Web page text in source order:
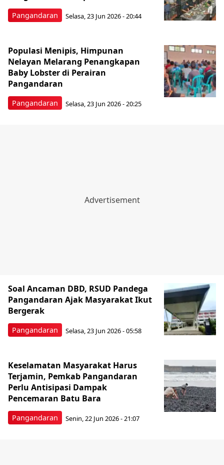
Pangandaran Selasa, 23 Jun 2026 - 20:44
Pangandaran
Populasi Menipis, Himpunan
Nelayan Melarang Penangkapan
Baby Lobster di Perairan
Pangandaran
Selasa, 23 Jun 2026 - 20:25
Pangandaran
Soal Ancaman DBD, RSUD Pandega
Pangandaran Ajak Masyarakat Ikut
Bergerak
Selasa, 23 Jun 2026 - 05:58
Pangandaran
Keselamatan Masyarakat Harus
Terjamin, Pemkab Pangandaran
Perlu Antisipasi Dampak
Pencemaran Batu Bara
Senin, 22 Jun 2026 - 21:07